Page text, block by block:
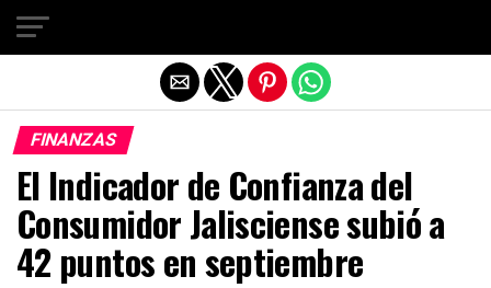
FINANZAS
El Indicador de Confianza del
Consumidor Jalisciense subió a
42 puntos en septiembre